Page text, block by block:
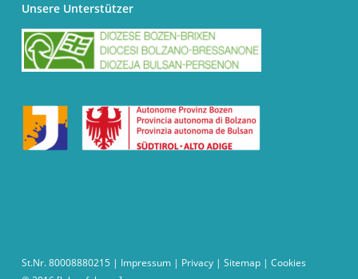
Unsere Unterstützer
St.Nr. 80008880215 | Impressum| Privacy| Sitemap| Cookies